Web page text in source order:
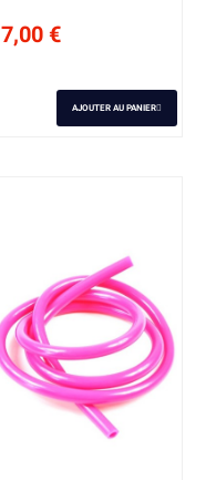
7,00 €
AJOUTER AU PANIER